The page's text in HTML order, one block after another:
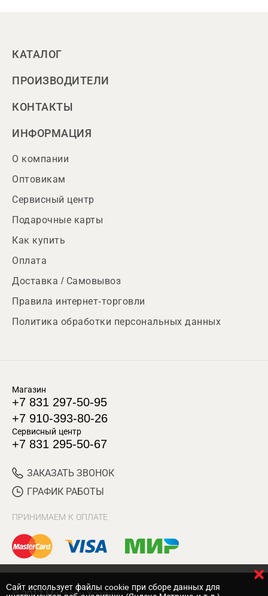
КАТАЛОГ
ПРОИЗВОДИТЕЛИ
КОНТАКТЫ
ИНФОРМАЦИЯ
О компании
Оптовикам
Сервисный центр
Подарочные карты
Как купить
Оплата
Доставка / Самовывоз
Правила интернет-торговли
Политика обработки персональных данных
Магазин
+7 831 297-50-95
+7 910-393-80-26
Сервисный центр
+7 831 295-50-67
ЗАКАЗАТЬ ЗВОНОК
ГРАФИК РАБОТЫ
ПРИНИМАЕМ К ОПЛАТЕ
Cайт использует файлы cookie при сборе данных для